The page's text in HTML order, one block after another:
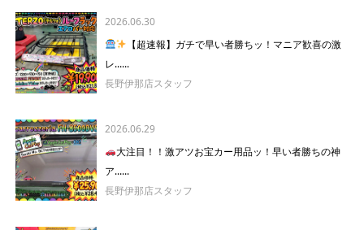
2026.06.30
【超速報】ガチで早い者勝ちッ！マニア歓喜の激
レ......
長野伊那店スタッフ
2026.06.29
大注目！！激アツお宝カー用品ッ！早い者勝ちの神
ア......
長野伊那店スタッフ